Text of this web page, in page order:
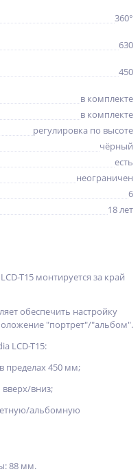
360°
630
450
в комплекте
в комплекте
регулировка по высоте
чёрный
есть
неограничен
6
18 лет
T15 монтируется за край
обеспечить настройку
"портрет"/"альбом".
LCD-T15:
пределах 450 мм;
вниз;
альбомную
88 мм.